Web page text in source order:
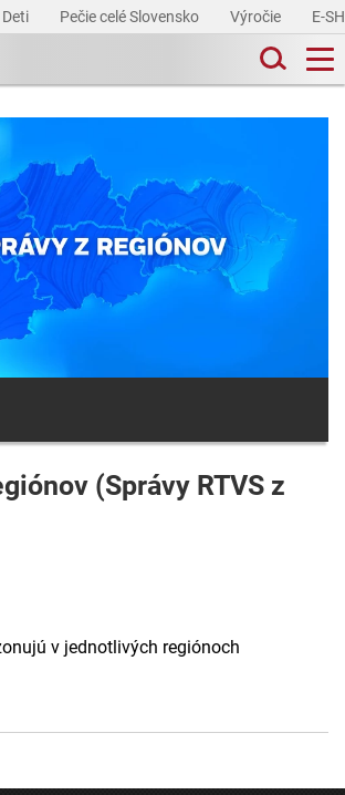
Deti Pečie celé Slovensko Výročie E-
(Správy RTVS z
v jednotlivých regiónoch